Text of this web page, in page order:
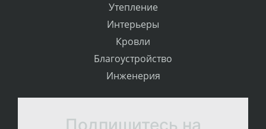
Утепление
Интерьеры
Кровли
Благоустройство
Инженерия